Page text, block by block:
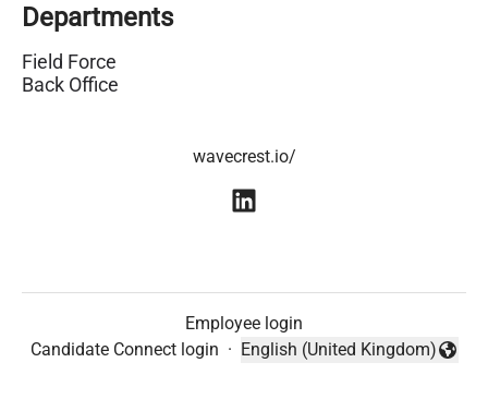
Departments
Field Force
Back Office
wavecrest.io/
Employee login
Candidate Connect login ·
Change language
English (United Kingdom)